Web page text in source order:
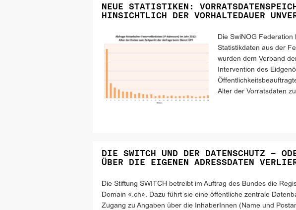
NEUE STATISTIKEN:
HINSICHTLICH DER VORHALTEDAUER
Die SwiNOG
Statistikdaten aus der
wurden dem Verband
Intervention des
Alter der Vorratsdaten
DIE SWITCH UND DER DATENSCHUTZ –
ÜBER DIE EIGENEN ADRESSDATEN
Die Stiftung SWITCH betreibt im Auftrag des Bundes die
Domain «.ch». Dazu führt sie eine öffentliche zentrale
Zugang zu Angaben über die InhaberInnen (Name und